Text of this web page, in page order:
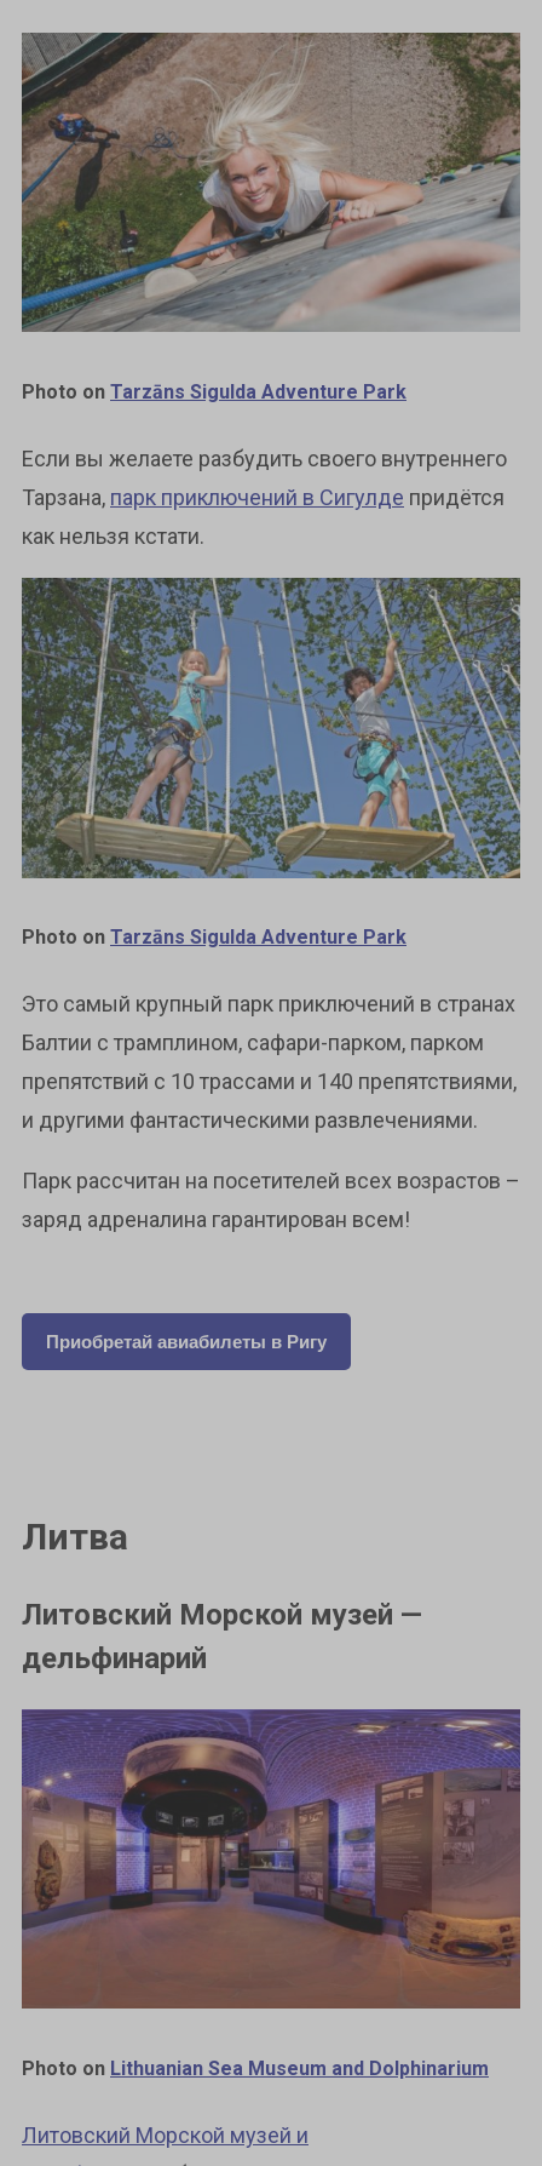
Photo on Tarzāns Sigulda Adventure Park
Если вы желаете разбудить своего внутреннего
Тарзана, парк приключений в Сигулде придётся
как нельзя кстати.
Photo on Tarzāns Sigulda Adventure Park
Это самый крупный парк приключений в странах
Балтии с трамплином, сафари-парком, парком
препятствий с 10 трассами и 140 препятствиями,
и другими фантастическими развлечениями.
Парк рассчитан на посетителей всех возрастов –
заряд адреналина гарантирован всем!
Приобретай авиабилеты в Ригу
Литва
Литовский Морской музей —
дельфинарий
Photo on Lithuanian Sea Museum and Dolphinarium
Литовский Морской музей и